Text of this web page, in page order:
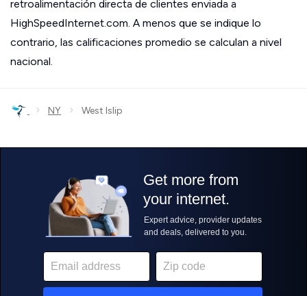
retroalimentación directa de clientes enviada a
HighSpeedInternet.com. A menos que se indique lo
contrario, las calificaciones promedio se calculan a nivel
nacional.
› NY › West Islip